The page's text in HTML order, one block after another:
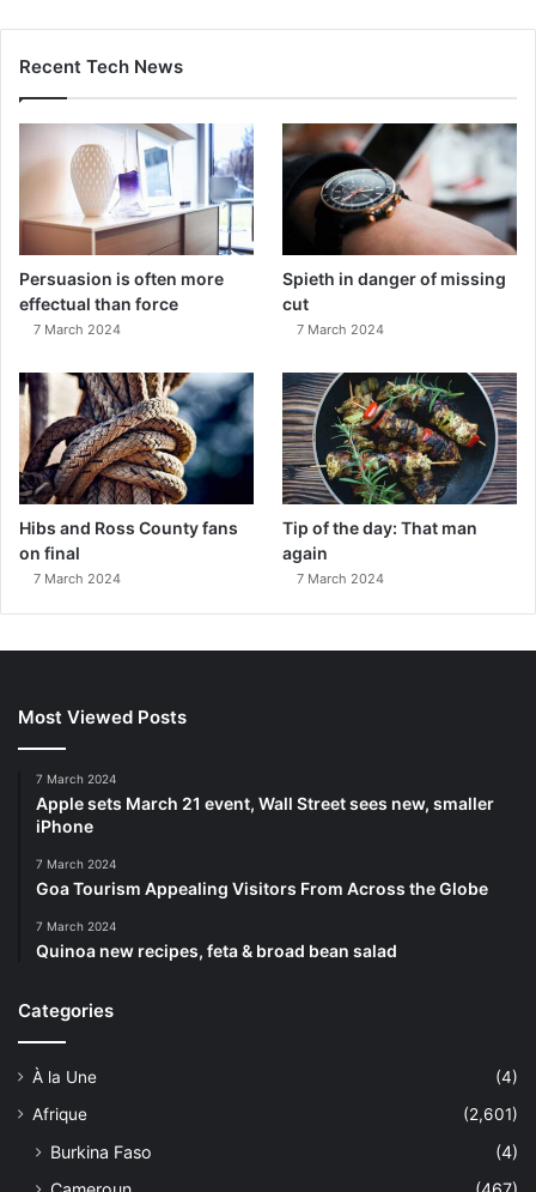
Recent Tech News
Persuasion is often more
effectual than force
7 March 2024
Spieth in danger of missing
cut
7 March 2024
Hibs and Ross County fans
on final
7 March 2024
Tip of the day: That man
again
7 March 2024
Most Viewed Posts
7 March 2024
Apple sets March 21 event, Wall Street sees new, smaller
iPhone
7 March 2024
Goa Tourism Appealing Visitors From Across the Globe
7 March 2024
Quinoa new recipes, feta & broad bean salad
Categories
À la Une
(4)
Afrique
(2,601)
Burkina Faso
(4)